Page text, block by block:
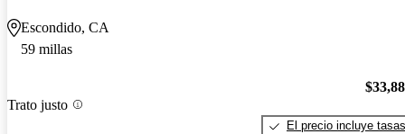
Escondido, CA
59 millas
Trato justo
El precio incluye tasas